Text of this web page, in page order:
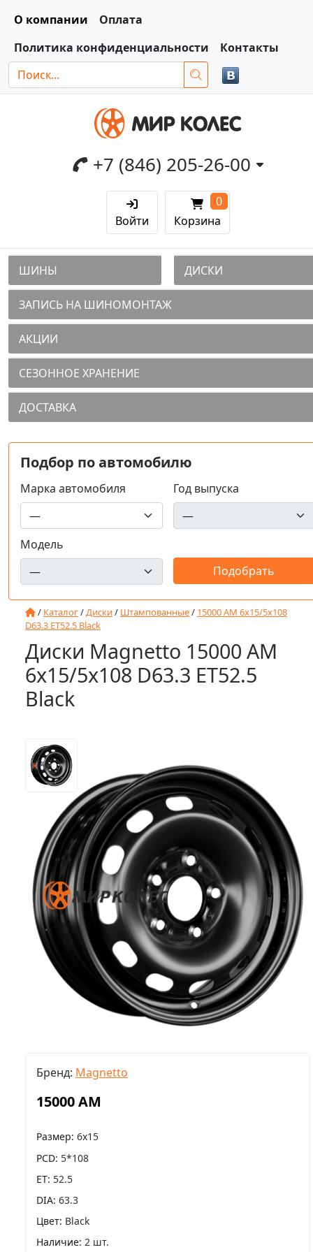
О компании
Оплата
Политика конфиденциальности
Контакты
+7 (846) 205-26-00
Войти Корзина
0
ШИНЫ ДИСКИ
ЗАПИСЬ НА ШИНОМОНТАЖ
АКЦИИ
СЕЗОННОЕ ХРАНЕНИЕ
ДОСТАВКА
Подбор по автомобилю
Марка автомобиля Год выпуска
Модель
/ Каталог/Диски/ Штампованные/ 15000 AM 6x15/5x108
D63.3 ET52.5 Black
Диски Magnetto 15000 AM
6x15/5x108 D63.3 ET52.5
Black
Бренд: Magnetto
15000 AM
Размер 6x15
PCD 5*108
ET 52.5
DIA 63.3
Цвет Black
Наличие 2 шт.